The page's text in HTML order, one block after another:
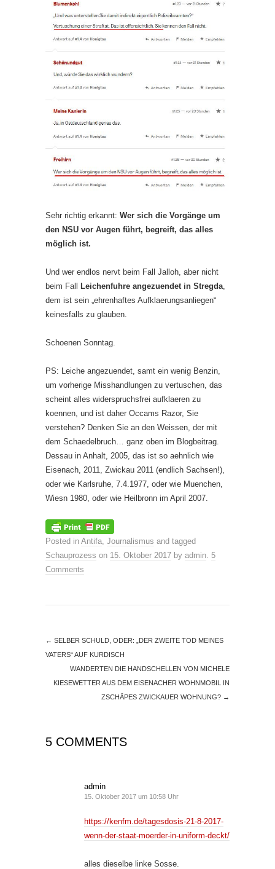
Sehr richtig erkannt: Wer sich die Vorgänge um
den NSU vor Augen führt, begreift, das alles
möglich ist.
Und wer endlos nervt beim Fall Jalloh, aber nicht
beim Fall
Leichenfuhre angezuendet in Stregda
dem ist sein „ehrenhaftes Aufklaerungsanliegen“
keinesfalls zu glauben.
Schoenen Sonntag.
PS: Leiche angezuendet, samt ein wenig Benzin,
um vorherige Misshandlungen zu vertuschen, das
scheint alles widerspruchsfrei aufklaeren zu
koennen, und ist daher Occams Razor, Sie
verstehen? Denken Sie an den Weissen, der mit
dem Schaedelbruch… ganz oben im Blogbeitrag.
Dessau in Anhalt, 2005, das ist so aehnlich wie
Eisenach, 2011, Zwickau 2011 (endlich Sachsen!),
oder wie Karlsruhe, 7.4.1977, oder wie Muenchen,
Wiesn 1980, oder wie Heilbronn im April 2007.
Posted in Antifa, Journalismus and tagged
Schauprozess on 15. Oktober 2017 by admin. 5
Comments
← SELBER SCHULD, ODER: „DER ZWEITE TOD MEINES
VATERS“ AUF KURDISCH
WANDERTEN DIE HANDSCHELLEN VON MICHELE
KIESEWETTER AUS DEM EISENACHER WOHNMOBIL IN
ZSCHÄPES ZWICKAUER WOHNUNG? →
5 COMMENTS
admin
15. Oktober 2017 um 10:58 Uhr
https://kenfm.de/tagesdosis-21-8-2017-
wenn-der-staat-moerder-in-uniform-deckt/
alles dieselbe linke Sosse.